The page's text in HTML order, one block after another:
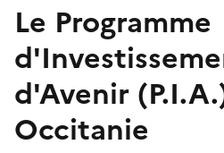
Le Programme
d'Avenir
Occitanie